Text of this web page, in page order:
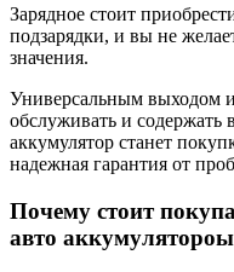
Зарядное стоит
подзарядки, и вы не
значения.
Универсальным выходом
обслуживать и содержать
аккумулятор станет
надежная гарантия от
Почему стоит
авто